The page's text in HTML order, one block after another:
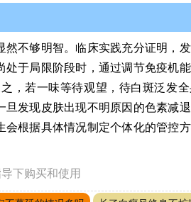
不够明智。临床实践充分证明，
于局限阶段时，通过调节免疫机
，若一味等待观望，待白斑泛发
发现皮肤出现不明原因的色素减
根据具体情况制定个体化的管控
下购买和使用